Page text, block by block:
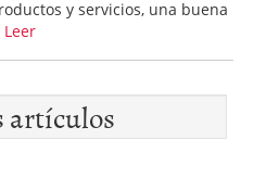
y servicios, una buena
Leer
artículos